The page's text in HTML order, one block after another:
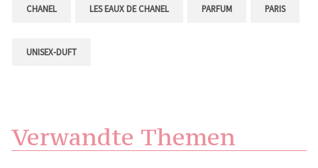
CHANEL LES EAUX DE CHANEL PARFUM PARIS
UNISEX-DUFT
Verwandte Themen